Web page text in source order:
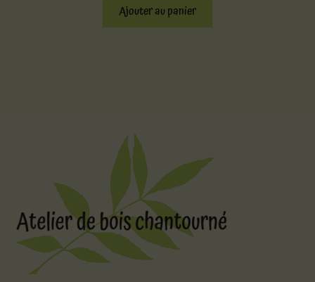
Ajouter au panier